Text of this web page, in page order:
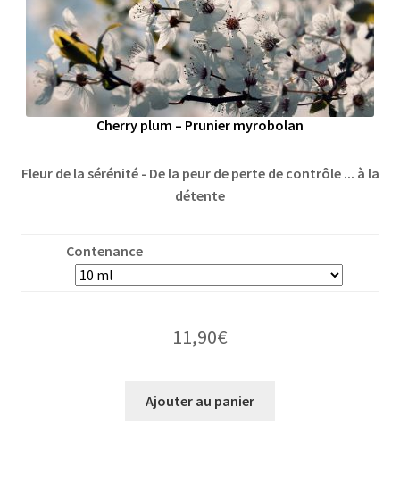
Cherry plum – Prunier myrobolan
Fleur de la sérénité - De la peur de perte de contrôle ... à la
détente
Contenance
11,90€
Ajouter au panier